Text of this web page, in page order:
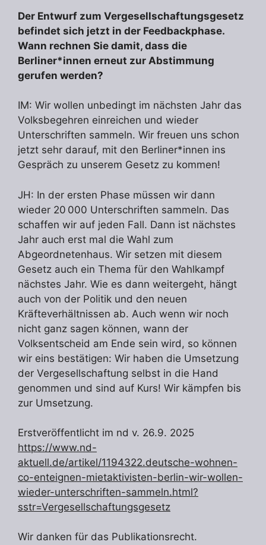
Der Entwurf zum Vergesellschaftungsgesetz
befindet sich jetzt in der Feedbackphase.
Wann rechnen Sie damit, dass die
Berliner*innen erneut zur Abstimmung
gerufen werden?
IM: Wir wollen unbedingt im nächsten Jahr das
Volksbegehren einreichen und wieder
Unterschriften sammeln. Wir freuen uns schon
jetzt sehr darauf, mit den Berliner*innen ins
Gespräch zu unserem Gesetz zu kommen!
JH: In der ersten Phase müssen wir dann
wieder 20 000 Unterschriften sammeln. Das
schaffen wir auf jeden Fall. Dann ist nächstes
Jahr auch erst mal die Wahl zum
Abgeordnetenhaus. Wir setzen mit diesem
Gesetz auch ein Thema für den Wahlkampf
nächstes Jahr. Wie es dann weitergeht, hängt
auch von der Politik und den neuen
Kräfteverhältnissen ab. Auch wenn wir noch
nicht ganz sagen können, wann der
Volksentscheid am Ende sein wird, so können
wir eins bestätigen: Wir haben die Umsetzung
der Vergesellschaftung selbst in die Hand
genommen und sind auf Kurs! Wir kämpfen bis
zur Umsetzung.
Erstveröffentlicht im nd v. 26.9. 2025
https://www.nd-
aktuell.de/artikel/1194322.deutsche-wohnen-
co-enteignen-mietaktivisten-berlin-wir-wollen-
wieder-unterschriften-sammeln.html?
sstr=Vergesellschaftungsgesetz
Wir danken für das Publikationsrecht.